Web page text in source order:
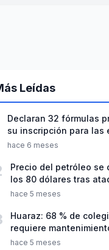
Leídas
Declaran 32 fórmulas
su inscripción para las
hace 6 meses
Precio del petróleo se
los 80 dólares tras
hace 5 meses
Huaraz: 68 % de
requiere
de inicio del año
hace 5 meses